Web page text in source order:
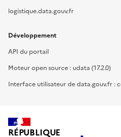
logistique.data.gouv.fr
Développement
API du portail
Moteur open source : udata (17.2.0)
Interface utilisateur de data.gouv.fr :
RÉPUBLIQUE